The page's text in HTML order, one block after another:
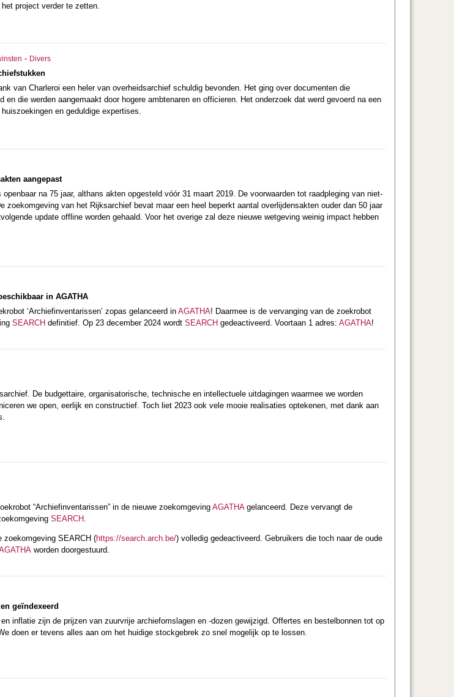
project verder te zetten.
- Divers
van Charleroi een heler van overheidsarchief schuldig bevonden. Het ging over documenten die
die werden aangemaakt door hogere ambtenaren en officieren. Het onderzoek dat werd gevoerd na een
en geduldige expertises.
aangepast
na 75 jaar, althans akten opgesteld vóór 31 maart 2019. De voorwaarden tot raadpleging van niet-
zoekomgeving van het Rijksarchief bevat maar een heel beperkt aantal overlijdensakten ouder dan 50 jaar
update offline worden gehaald. Voor het overige zal deze nieuwe wetgeving weinig impact hebben
in AGATHA
‘Archiefinventarissen’ zopas gelanceerd inAGATHA! Daarmee is de vervanging van de zoekrobot
SEARCH definitief. Op 23 december 2024 wordt SEARCH gedeactiveerd. Voortaan 1 adres: AGATHA!
De budgettaire, organisatorische, technische en intellectuele uitdagingen waarmee we worden
we open, eerlijk en constructief. Toch liet 2023 ook vele mooie realisaties optekenen, met dank aan
“Archiefinventarissen” in de nieuwe zoekomgeving AGATHAgelanceerd. Deze vervangt de
SEARCH.
zoekomgeving SEARCH (https://search.arch.be/) volledig gedeactiveerd. Gebruikers die toch naar de oude
worden doorgestuurd.
geïndexeerd
inflatie zijn de prijzen van zuurvrije archiefomslagen en -dozen gewijzigd. Offertes en bestelbonnen tot op
doen er tevens alles aan om het huidige stockgebrek zo snel mogelijk op te lossen.